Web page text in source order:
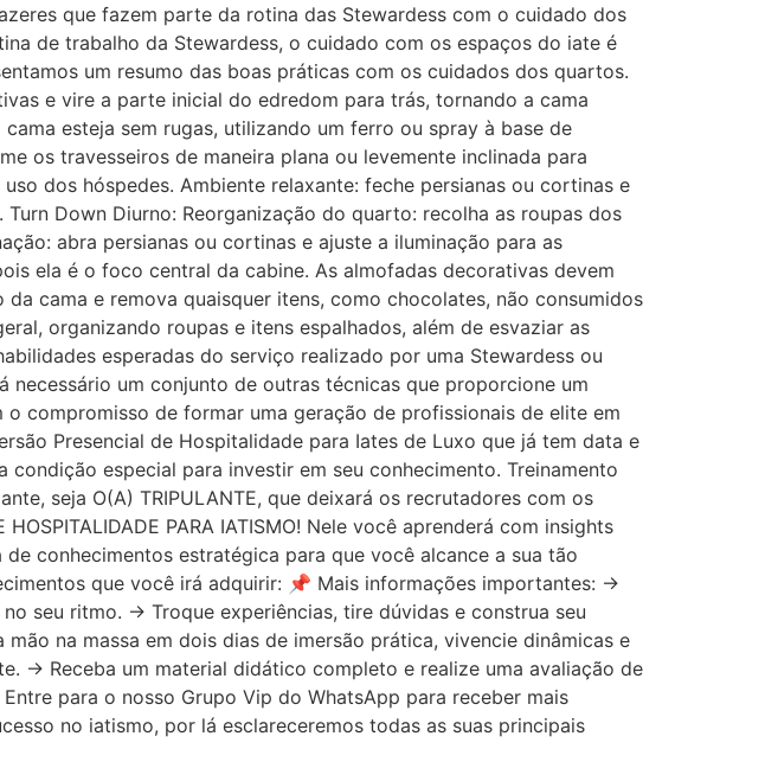
que fazem parte da rotina das Stewardess com o cuidado dos
de trabalho da Stewardess, o cuidado com os espaços do iate é
um resumo das boas práticas com os cuidados dos quartos.
e vire a parte inicial do edredom para trás, tornando a cama
esteja sem rugas, utilizando um ferro ou spray à base de
os travesseiros de maneira plana ou levemente inclinada para
dos hóspedes. Ambiente relaxante: feche persianas ou cortinas e
Down Diurno: Reorganização do quarto: recolha as roupas dos
abra persianas ou cortinas e ajuste a iluminação para as
ela é o foco central da cabine. As almofadas decorativas devem
cama e remova quaisquer itens, como chocolates, não consumidos
organizando roupas e itens espalhados, além de esvaziar as
esperadas do serviço realizado por uma Stewardess ou
um conjunto de outras técnicas que proporcione um
compromisso de formar uma geração de profissionais de elite em
Presencial de Hospitalidade para Iates de Luxo que já tem data e
especial para investir em seu conhecimento. Treinamento
seja O(A) TRIPULANTE, que deixará os recrutadores com os
PARA IATISMO! Nele você aprenderá com insights
conhecimentos estratégica para que você alcance a sua tão
que você irá adquirir: 📌 Mais informações importantes: →
seu ritmo. → Troque experiências, tire dúvidas e construa seu
na massa em dois dias de imersão prática, vivencie dinâmicas e
→ Receba um material didático completo e realize uma avaliação de
para o nosso Grupo Vip do WhatsApp para receber mais
no iatismo, por lá esclareceremos todas as suas principais